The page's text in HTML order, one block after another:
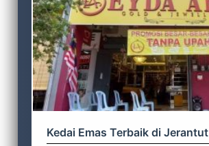
Kedai Emas Terbaik di Jerantut